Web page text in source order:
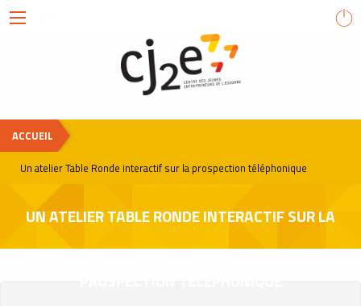
de
ACCUEIL
Un atelier Table Ronde interactif sur la prospection téléphonique
UN ATELIER TABLE RONDE INTERACTIF SUR LA